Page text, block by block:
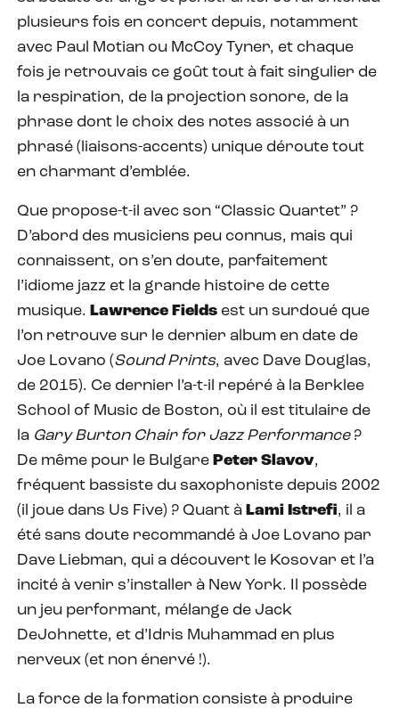
plusieurs fois en concert depuis, notamment
avec Paul Motian ou McCoy Tyner, et chaque
fois je retrouvais ce goût tout à fait singulier de
la respiration, de la projection sonore, de la
phrase dont le choix des notes associé à un
phrasé (liaisons-accents) unique déroute tout
en charmant d’emblée.
Que propose-t-il avec son “Classic Quartet” ?
D’abord des musiciens peu connus, mais qui
connaissent, on s’en doute, parfaitement
l’idiome jazz et la grande histoire de cette
musique. Lawrence Fields est un surdoué que
l’on retrouve sur le dernier album en date de
Joe Lovano (Sound Prints, avec Dave Douglas,
de 2015). Ce dernier l’a-t-il repéré à la Berklee
School of Music de Boston, où il est titulaire de
la Gary BurtonChair for Jazz Performance ?
De même pour le Bulgare Peter Slavov,
fréquent bassiste du saxophoniste depuis 2002
(il joue dans Us Five) ? Quant à Lami Istrefi, il a
été sans doute recommandé à Joe Lovano par
Dave Liebman, qui a découvert le Kosovar et l’a
incité à venir s’installer à New York. Il possède
un jeu performant, mélange de Jack
DeJohnette, et d’Idris Muhammad en plus
nerveux (et non énervé !).
La force de la formation consiste à produire